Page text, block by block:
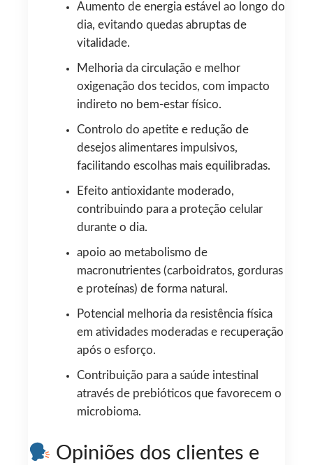
Aumento de energia estável ao longo do
dia, evitando quedas abruptas de
vitalidade.
Melhoria da circulação e melhor
oxigenação dos tecidos, com impacto
indireto no bem‑estar físico.
Controlo do apetite e redução de
desejos alimentares impulsivos,
facilitando escolhas mais equilibradas.
Efeito antioxidante moderado,
contribuindo para a proteção celular
durante o dia.
apoio ao metabolismo de
macronutrientes (carboidratos, gorduras
e proteínas) de forma natural.
Potencial melhoria da resistência física
em atividades moderadas e recuperação
após o esforço.
Contribuição para a saúde intestinal
através de prebióticos que favorecem o
microbioma.
Opiniões dos clientes e